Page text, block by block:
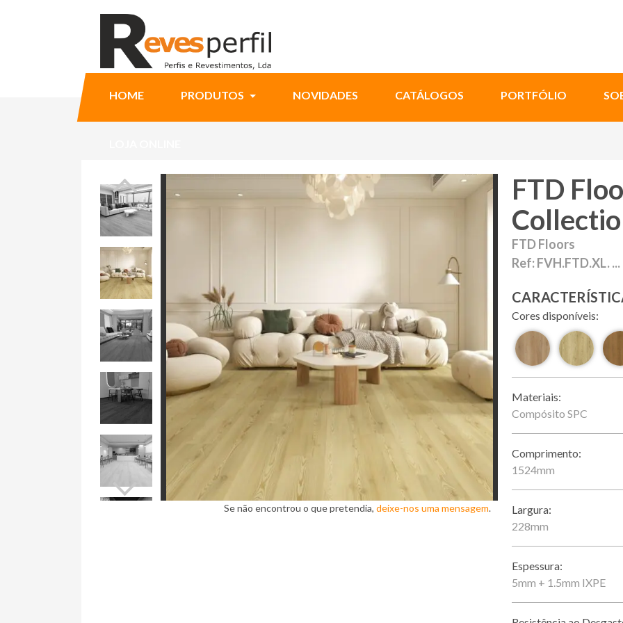
HOME PRODUTOS NOVIDADES CATÁLOGOS PORTFÓLIO
Se não encontrou o que pretendia, deixe-nos uma mensagem.
FTD
FTD Floors
Ref: FVH.FTD.XL. ...
Cores disponíveis:
Materiais:
Compósito SPC
Comprimento:
1524mm
Largura:
228mm
Espessura:
5mm + 1.5mm IXPE